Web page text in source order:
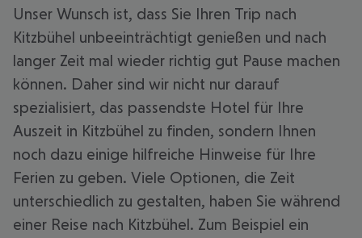
Unser Wunsch ist, dass Sie Ihren Trip nach
Kitzbühel unbeeinträchtigt genießen und nach
langer Zeit mal wieder richtig gut Pause machen
können. Daher sind wir nicht nur darauf
spezialisiert, das passendste Hotel für Ihre
Auszeit in Kitzbühel zu finden, sondern Ihnen
noch dazu einige hilfreiche Hinweise für Ihre
Ferien zu geben. Viele Optionen, die Zeit
unterschiedlich zu gestalten, haben Sie während
einer Reise nach Kitzbühel. Zum Beispiel ein